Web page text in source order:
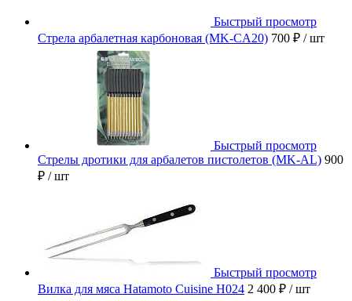
Быстрый просмотр
Стрела арбалетная карбоновая (MK-CA20) 700 ₽ / шт
Быстрый просмотр
Стрелы дротики для арбалетов пистолетов (MK-AL) 900
₽ / шт
Быстрый просмотр
Вилка для мяса Hatamoto Cuisine H024 2 400 ₽ / шт